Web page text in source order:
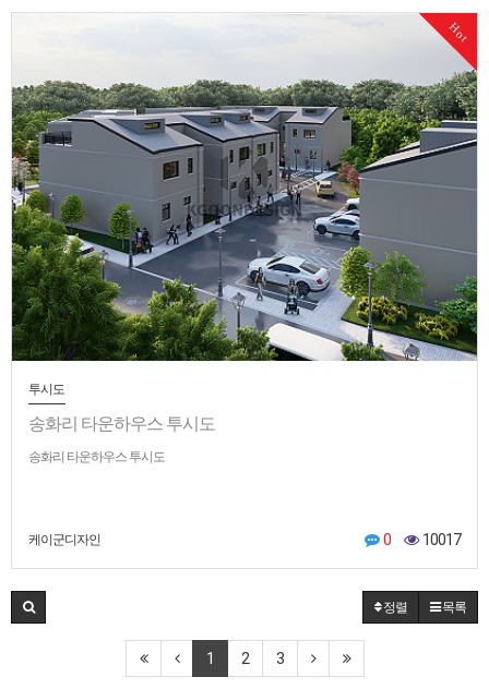
Hot
투시도
송화리 타운하우스 투시도
송화리 타운하우스 투시도
케이군디자인 0 10017
정렬 목록
1 2 3